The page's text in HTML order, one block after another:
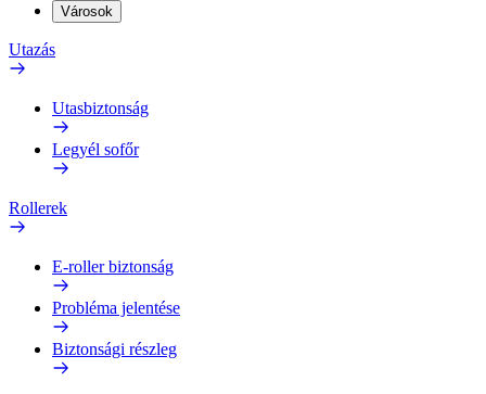
Városok
Utazás
Utasbiztonság
Legyél sofőr
Rollerek
E-roller biztonság
Probléma jelentése
Biztonsági részleg